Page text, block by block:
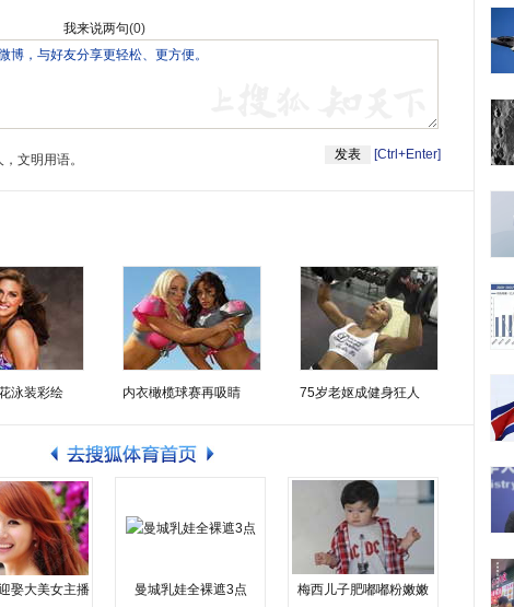
我来说两句(0)
文明用语。 [Ctrl+Enter]
泳装彩绘 内衣橄榄球赛再吸睛 75岁老妪成健身狂人
娶大美女主播 曼城乳娃全裸遮3点 梅西儿子肥嘟嘟粉嫩嫩